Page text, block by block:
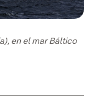
en el mar Báltico